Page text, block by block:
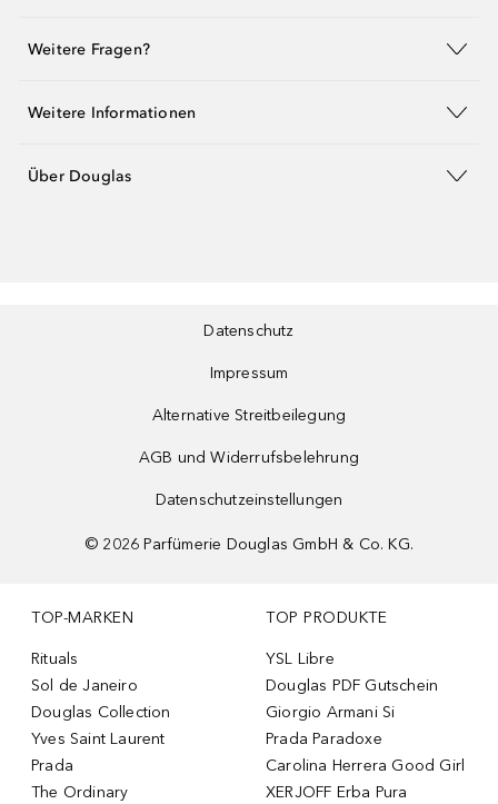
Weitere Fragen?
Weitere Informationen
Über Douglas
Datenschutz
Impressum
Alternative Streitbeilegung
AGB und Widerrufsbelehrung
Datenschutzeinstellungen
© 2026 Parfümerie Douglas GmbH & Co. KG.
TOP-MARKEN
Rituals
Sol de Janeiro
Douglas Collection
Yves Saint Laurent
Prada
The Ordinary
TOP PRODUKTE
YSL Libre
Douglas PDF Gutschein
Giorgio Armani Si
Prada Paradoxe
Carolina Herrera Good Girl
XERJOFF Erba Pura